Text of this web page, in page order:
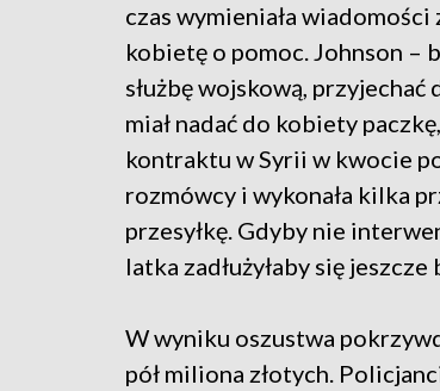
czas wymieniała
kobietę o pomoc. Johnson –
służbę wojskową,
miał nadać do kobiety
kontraktu w Syrii w kwocie
rozmówcy i wykonała kilka
przesyłkę. Gdyby nie
latka zadłużyłaby się
W wyniku oszustwa
pół miliona złotych.